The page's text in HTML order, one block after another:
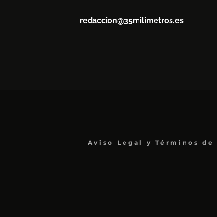
redaccion@35milimetros.es
Aviso Legal y Términos de